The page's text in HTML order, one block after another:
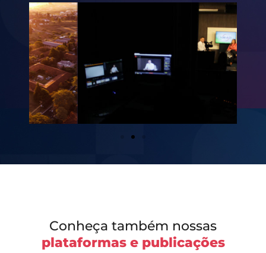
Conheça também nossas
plataformas e publicações